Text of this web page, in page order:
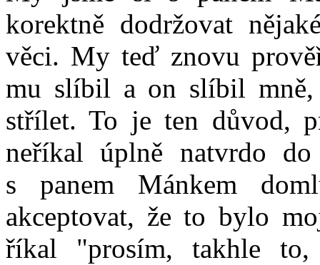
korektně dodržovat
věci. My teď znovu
mu slíbil a on slíbil mně,
střílet. To je ten důvod,
neříkal úplně natvrdo
s panem Mánkem
akceptovat, že to bylo
říkal "prosím, takhle to,